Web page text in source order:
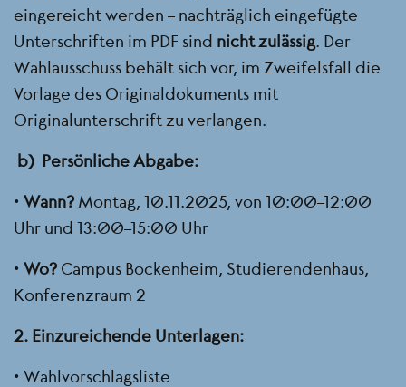
eingereicht werden – nachträglich eingefügte
Unterschriften im PDF sind nicht zulässig. Der
Wahlausschuss behält sich vor, im Zweifelsfall die
Vorlage des Originaldokuments mit
Originalunterschrift zu verlangen.
b) Persönliche Abgabe:
• Wann? Montag, 10.11.2025, von 10:00–12:00
Uhr und 13:00–15:00 Uhr
• Wo? Campus Bockenheim, Studierendenhaus,
Konferenzraum 2
2. Einzureichende Unterlagen:
• Wahlvorschlagsliste